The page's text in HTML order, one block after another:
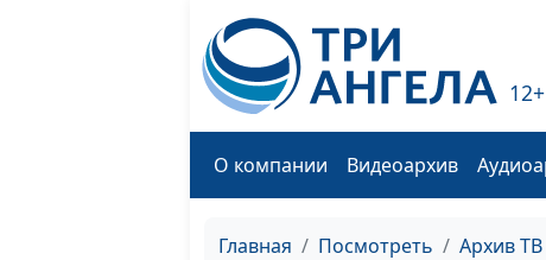
12+
О компании Видеоархив
Главная Посмотреть Архив